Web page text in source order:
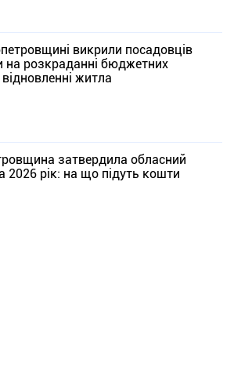
викрили посадовців
на розкраданні бюджетних
житла
затвердила обласний
2026 рік: на що підуть кошти